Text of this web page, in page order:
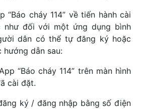
“Báo cháy 114” về tiến hành cài
đối với một ứng dụng bình
dân có thể tự đăng ký hoặc
hướng dẫn sau:
“Báo cháy 114” trên màn hình
cài đặt.
ký / đăng nhập bằng số điện